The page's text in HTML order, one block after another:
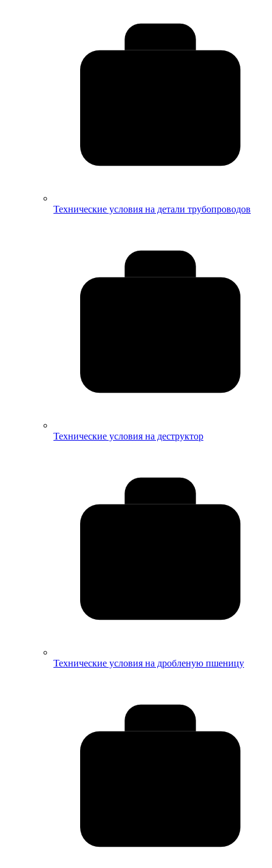
Технические условия на детали трубопроводов
Технические условия на деструктор
Технические условия на дробленую пшеницу